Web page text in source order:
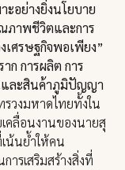
อย่างยิ่งนโยบาย
ภาพชีวิตและการ
เศรษฐกิจพอเพียง”
ก การผลิต การ
ละสินค้าภูมิปัญญา
วงมหาดไทยทั้งใน
คลื่อนงานของนายสุ
น้นย้ำให้คน
รเสริมสร้างสิ่งที่